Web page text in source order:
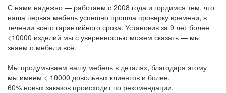
С нами надежно — работаем с 2008 года и гордимся тем, что
наша первая мебель успешно прошла проверку времени, в
течении всего гарантийного срока. Установив за 9 лет более
<10000 изделий мы с уверенностью можем сказать — мы
знаем о мебели всё.
Мы продумываем нашу мебель в деталях, благодаря этому
мы имеем < 10000 довольных клиентов и более.
60% новых заказов происходит по рекомендации.